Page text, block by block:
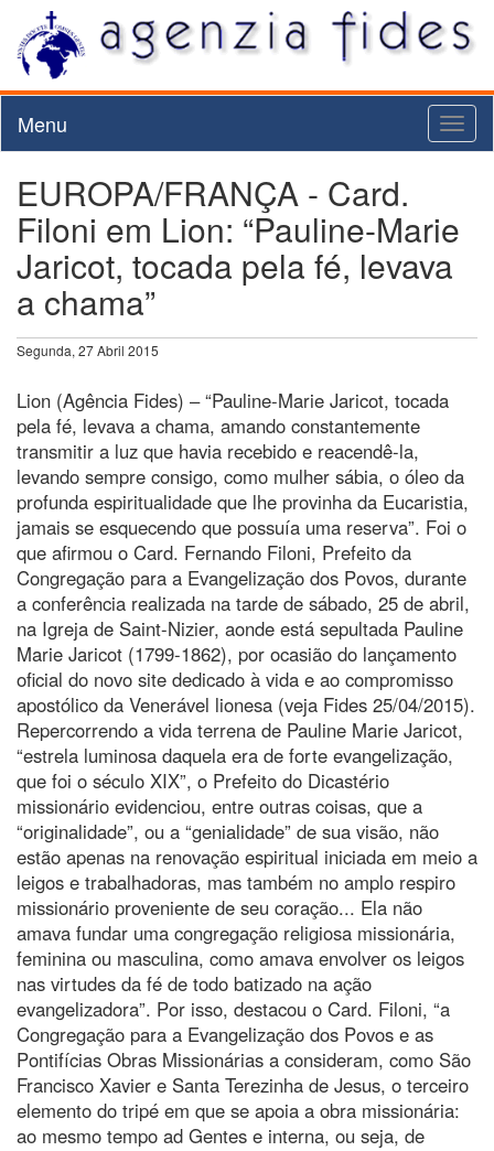
Menu
EUROPA/FRANÇA - Card.
Filoni em Lion: “Pauline-Marie
Jaricot, tocada pela fé, levava
a chama”
Segunda, 27 Abril 2015
Lion (Agência Fides) – “Pauline-Marie Jaricot, tocada
pela fé, levava a chama, amando constantemente
transmitir a luz que havia recebido e reacendê-la,
levando sempre consigo, como mulher sábia, o óleo da
profunda espiritualidade que lhe provinha da Eucaristia,
jamais se esquecendo que possuía uma reserva”. Foi o
que afirmou o Card. Fernando Filoni, Prefeito da
Congregação para a Evangelização dos Povos, durante
a conferência realizada na tarde de sábado, 25 de abril,
na Igreja de Saint-Nizier, aonde está sepultada Pauline
Marie Jaricot (1799-1862), por ocasião do lançamento
oficial do novo site dedicado à vida e ao compromisso
apostólico da Venerável lionesa (veja Fides 25/04/2015).
Repercorrendo a vida terrena de Pauline Marie Jaricot,
“estrela luminosa daquela era de forte evangelização,
que foi o século XIX”, o Prefeito do Dicastério
missionário evidenciou, entre outras coisas, que a
“originalidade”, ou a “genialidade” de sua visão, não
estão apenas na renovação espiritual iniciada em meio a
leigos e trabalhadoras, mas também no amplo respiro
missionário proveniente de seu coração... Ela não
amava fundar uma congregação religiosa missionária,
feminina ou masculina, como amava envolver os leigos
nas virtudes da fé de todo batizado na ação
evangelizadora”. Por isso, destacou o Card. Filoni, “a
Congregação para a Evangelização dos Povos e as
Pontifícias Obras Missionárias a consideram, como São
Francisco Xavier e Santa Terezinha de Jesus, o terceiro
elemento do tripé em que se apoia a obra missionária:
ao mesmo tempo ad Gentes e interna, ou seja, de